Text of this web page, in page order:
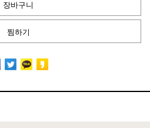
장바구니
찜하기